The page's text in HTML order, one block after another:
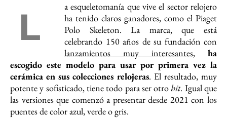
L
a esqueletomanía que vive el sector relojero
ha tenido claros ganadores, como el Piaget
Polo Skeleton. La marca, que está
celebrando 150 años de su fundación con
lanzamientos muy interesantes, ha
escogido este modelo para usar por primera vez la
cerámica en sus colecciones relojeras. El resultado, muy
potente y sofisticado, tiene todo para ser otrohit. Igual que
las versiones que comenzó a presentar desde 2021 con los
puentes de color azul, verde o gris.